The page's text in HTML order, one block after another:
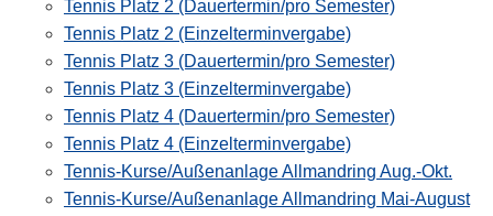
Tennis Platz 2 (Dauertermin/pro Semester)
Tennis Platz 2 (Einzelterminvergabe)
Tennis Platz 3 (Dauertermin/pro Semester)
Tennis Platz 3 (Einzelterminvergabe)
Tennis Platz 4 (Dauertermin/pro Semester)
Tennis Platz 4 (Einzelterminvergabe)
Tennis-Kurse/Außenanlage Allmandring Aug.-Okt.
Tennis-Kurse/Außenanlage Allmandring Mai-August